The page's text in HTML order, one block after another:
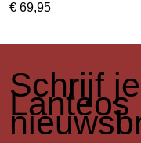
€ 69,95
​Schrijf
Lanteos